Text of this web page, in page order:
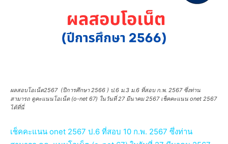
ผลสอบโอเน็ต2567 (ปีการศึกษา 2566 ) ป.6 ม.3 ม.6 ที่สอบ ก.พ. 2567 ซึ่งท่าน
สามารถ ดูคะแนนโอเน็ต (o-net 67) ในวันที่ 27 มีนาคม 2567 เช็คคะแนน onet 2567
ได้ที่นี่
เช็คคะแนน onet 2567 ป.6 ที่สอบ 10 ก.พ. 2567 ซึ่งท่าน